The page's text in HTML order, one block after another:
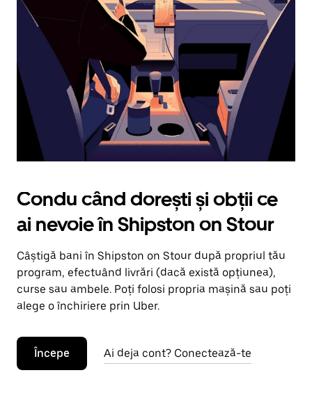
în
jos.
Închide
calendarul
apăsând
pe
butonul
Escape.
Condu când dorești și obții ce
ai nevoie în Shipston on Stour
Câștigă bani în Shipston on Stour după propriul tău
program, efectuând livrări (dacă există opțiunea),
curse sau ambele. Poți folosi propria mașină sau poți
alege o închiriere prin Uber.
Începe Ai deja cont? Conectează-te